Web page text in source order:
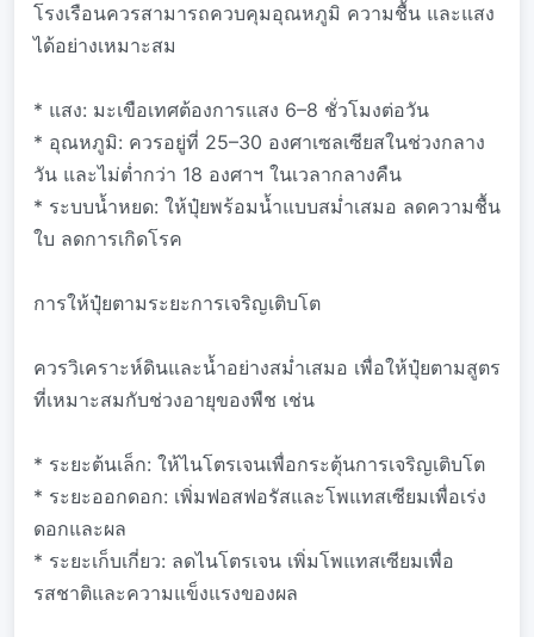
โรงเรือนควรสามารถควบคุมอุณหภูมิ ความชื้น และแสง
ได้อย่างเหมาะสม
* แสง: มะเขือเทศต้องการแสง 6–8 ชั่วโมงต่อวัน
* อุณหภูมิ: ควรอยู่ที่ 25–30 องศาเซลเซียสในช่วงกลาง
วัน และไม่ต่ำกว่า 18 องศาฯ ในเวลากลางคืน
* ระบบน้ำหยด: ให้ปุ๋ยพร้อมน้ำแบบสม่ำเสมอ ลดความชื้น
ใบ ลดการเกิดโรค
การให้ปุ๋ยตามระยะการเจริญเติบโต
ควรวิเคราะห์ดินและน้ำอย่างสม่ำเสมอ เพื่อให้ปุ๋ยตามสูตร
ที่เหมาะสมกับช่วงอายุของพืช เช่น
* ระยะต้นเล็ก: ให้ไนโตรเจนเพื่อกระตุ้นการเจริญเติบโต
* ระยะออกดอก: เพิ่มฟอสฟอรัสและโพแทสเซียมเพื่อเร่ง
ดอกและผล
* ระยะเก็บเกี่ยว: ลดไนโตรเจน เพิ่มโพแทสเซียมเพื่อ
รสชาติและความแข็งแรงของผล